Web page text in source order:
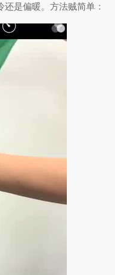
是偏暖。方法贼简单：